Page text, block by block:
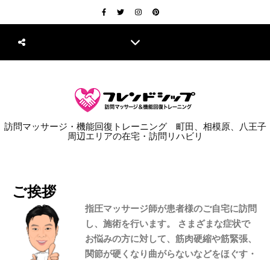
訪問マッサージ・機能回復トレーニング 町田、相模原、八王子
周辺エリアの在宅・訪問リハビリ
ご挨拶
指圧マッサージ師が患者様のご自宅に訪問
し、施術を行います。 さまざまな症状で
お悩みの方に対して、筋肉硬縮や筋緊張、
関節が硬くなり曲がらないなどをほぐす・